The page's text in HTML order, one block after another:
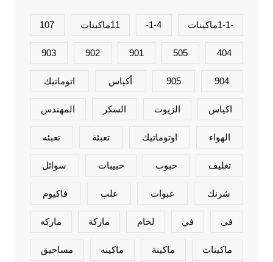
-1-1ماكينات 1-4- 11ماكينات 107
404
505
901
902
903
904
905 أكياس اتوماتيك
اكياس الزيوت السكر المهندس
الهواء اوتوماتيك تعبئة تعبئه
تغليف حبوب حبيبات سوائل
شرنك عبوات علب فاكيوم
فى في لحام ماركة ماركه
ماكينات ماكينة ماكينه مساحيق